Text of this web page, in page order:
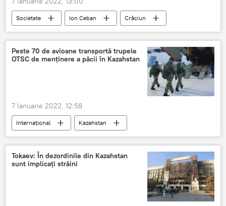
Societate Ion Ceban
Crăciun
Primăria Chișinău
Știri din Moldova
Peste 70 de avioane transportă trupele
OTSC de menținere a păcii în Kazahstan
7 Ianuarie 2022, 12:58
Internațional
Kazahstan
trupe de menținere a păcii
Tokaev: În dezordinile din Kazahstan
sunt implicați străini